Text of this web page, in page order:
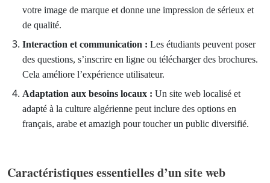
votre image de marque et donne une impression de sérieux et
de qualité.
Interaction et communication : Les étudiants peuvent poser
des questions, s’inscrire en ligne ou télécharger des brochures.
Cela améliore l’expérience utilisateur.
Adaptation aux besoins locaux : Un site web localisé et
adapté à la culture algérienne peut inclure des options en
français, arabe et amazigh pour toucher un public diversifié.
Caractéristiques essentielles d’un site web